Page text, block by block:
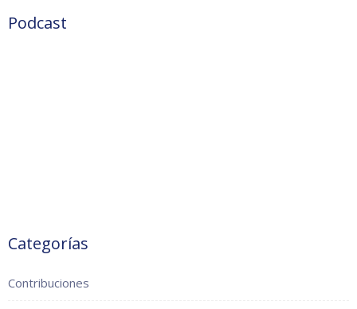
Podcast
Categorías
Contribuciones